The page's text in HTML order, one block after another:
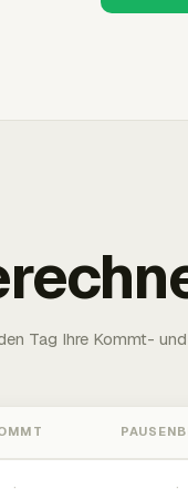
Tag Ihre Kommt-